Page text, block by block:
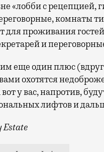
«лобби с рецепцией,
комнаты
для проживания
и
еще один плюс (вдруг
охотятся
у вас, напротив,
лифтов и
Estate
с невзрачным